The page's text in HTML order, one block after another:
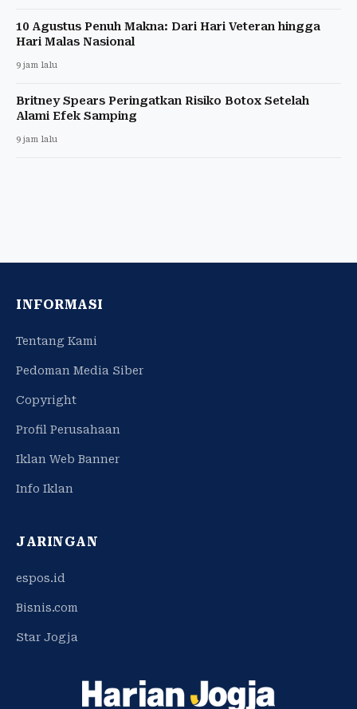
10 Agustus Penuh Makna: Dari Hari Veteran hingga
Hari Malas Nasional
9 jam lalu
Britney Spears Peringatkan Risiko Botox Setelah
Alami Efek Samping
9 jam lalu
INFORMASI
Tentang Kami
Pedoman Media Siber
Copyright
Profil Perusahaan
Iklan Web Banner
Info Iklan
JARINGAN
espos.id
Bisnis.com
Star Jogja